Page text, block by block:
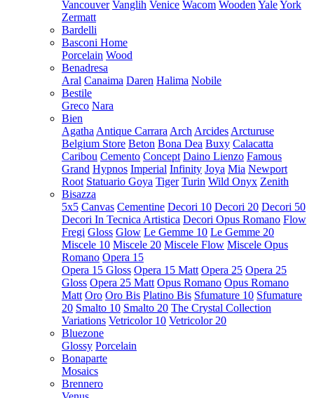
Vancouver Vanglih Venice Wacom Wooden YaleYork
Zermatt
Bardelli
Basconi Home
Porcelain Wood
Benadresa
Aral Canaima Daren Halima Nobile
Bestile
Greco Nara
Bien
Agatha Antique Carrara Arch Arcides Arcturuse
Belgium Store Beton Bona Dea Buxy Calacatta
Caribou Cemento Concept Daino Lienzo Famous
Grand Hypnos Imperial Infinity Joya Mia Newport
Root Statuario Goya Tiger Turin Wild Onyx Zenith
Bisazza
5x5 Canvas Cementine Decori 10 Decori 20 Decori 50
Decori In Tecnica Artistica Decori Opus Romano Flow
Fregi Gloss Glow Le Gemme 10 Le Gemme 20
Miscele 10 Miscele 20 Miscele Flow Miscele Opus
Romano Opera 15
Opera 15 Gloss Opera 15 Matt Opera 25 Opera 25
Gloss Opera 25 Matt Opus Romano Opus Romano
Matt Oro Oro Bis Platino Bis Sfumature 10 Sfumature
20 Smalto 10 Smalto 20 The Crystal Collection
Variations Vetricolor 10 Vetricolor 20
Bluezone
Glossy Porcelain
Bonaparte
Mosaics
Brennero